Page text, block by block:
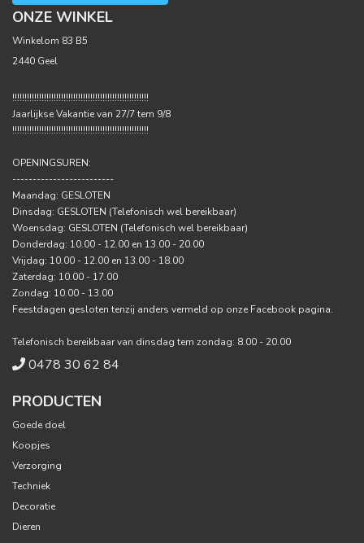
ONZE WINKEL
Winkelom 83 B5
2440 Geel
!!!!!!!!!!!!!!!!!!!!!!!!!!!!!!!!!!!!!!!!!!!!!!!!!!!!!!!!
Jaarlijkse Vakantie van 27/7 tem 9/8
!!!!!!!!!!!!!!!!!!!!!!!!!!!!!!!!!!!!!!!!!!!!!!!!!!!!!!!!
OPENINGSUREN:
-------------------------
Maandag: GESLOTEN
Dinsdag: GESLOTEN (Telefonisch wel bereikbaar)
Woensdag: GESLOTEN (Telefonisch wel bereikbaar)
Donderdag: 10.00 - 12.00 en 13.00 - 20.00
Vrijdag: 10.00 - 12.00 en 13.00 - 18.00
Zaterdag: 10.00 - 17.00
Zondag: 10.00 - 13.00
Feestdagen gesloten tenzij anders vermeld op onze Facebook pagina.
Telefonisch bereikbaar van dinsdag tem zondag: 8.00 - 20.00
0478 30 62 84
PRODUCTEN
Goede doel
Koopjes
Verzorging
Techniek
Decoratie
Dieren